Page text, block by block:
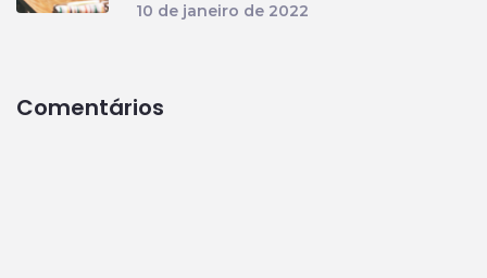
10 de janeiro de 2022
Comentários